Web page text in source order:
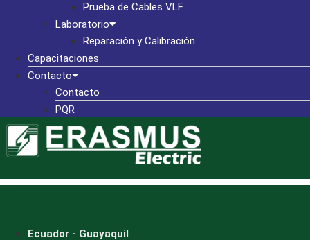
Prueba de Cables VLF
Laboratorio
Reparación y Calibración
Capacitaciones
Contacto
Contacto
PQR
Ecuador - Guayaquil